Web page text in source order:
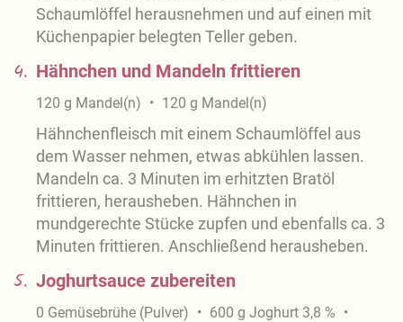
Schaumlöffel herausnehmen und auf einen mit
Küchenpapier belegten Teller geben.
4. Hähnchen und Mandeln frittieren
120 g Mandel(n) 120 g Mandel(n)
Hähnchenfleisch mit einem Schaumlöffel aus
dem Wasser nehmen, etwas abkühlen lassen.
Mandeln ca. 3 Minuten im erhitzten Bratöl
frittieren, herausheben. Hähnchen in
mundgerechte Stücke zupfen und ebenfalls ca. 3
Minuten frittieren. Anschließend herausheben.
5. Joghurtsauce zubereiten
0 Gemüsebrühe (Pulver) 600 g Joghurt 3,8 %